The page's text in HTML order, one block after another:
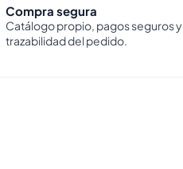
Compra segura
Catálogo propio, pagos seguros y
trazabilidad del pedido.